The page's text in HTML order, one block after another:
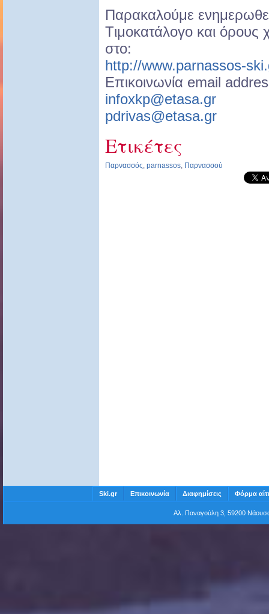
Παρακαλούμε
Tιμοκατάλογο και
στο:
http://www.parnassos-
Επικοινωνία email
infoxkp@etasa.gr
pdrivas@etasa.gr
Ετικέτες
Παρνασσός, parnassos, Παρνασσού
Ski.gr Επικοινωνία Διαφημίσεις Φόρμα
Αλ. Παναγούλη 3, 59200